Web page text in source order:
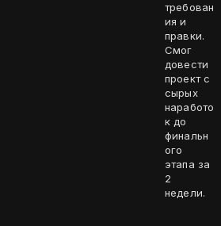
требован
ия и
правки.
Смог
довести
проект с
сырых
наработо
к до
финальн
ого
этапа за
2
недели.